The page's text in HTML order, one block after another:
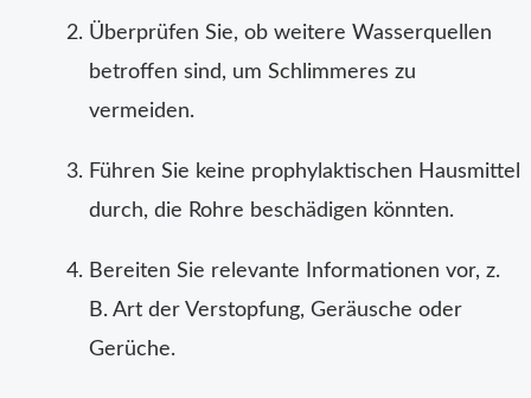
Überprüfen Sie, ob weitere Wasserquellen
betroffen sind, um Schlimmeres zu
vermeiden.
Führen Sie keine prophylaktischen Hausmittel
durch, die Rohre beschädigen könnten.
Bereiten Sie relevante Informationen vor, z.
B. Art der Verstopfung, Geräusche oder
Gerüche.